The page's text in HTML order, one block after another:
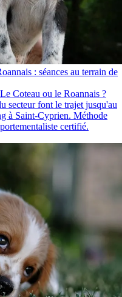
: séances au terrain de
Coteau ou le Roannais ?
secteur font le trajet jusqu'au
à Saint-Cyprien. Méthode
certifié.